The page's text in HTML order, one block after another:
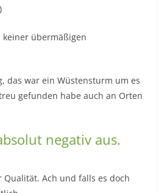
keiner übermäßigen
das war ein Wüstensturm um es
gefunden habe auch an Orten
negativ aus.
Ach und falls es doch